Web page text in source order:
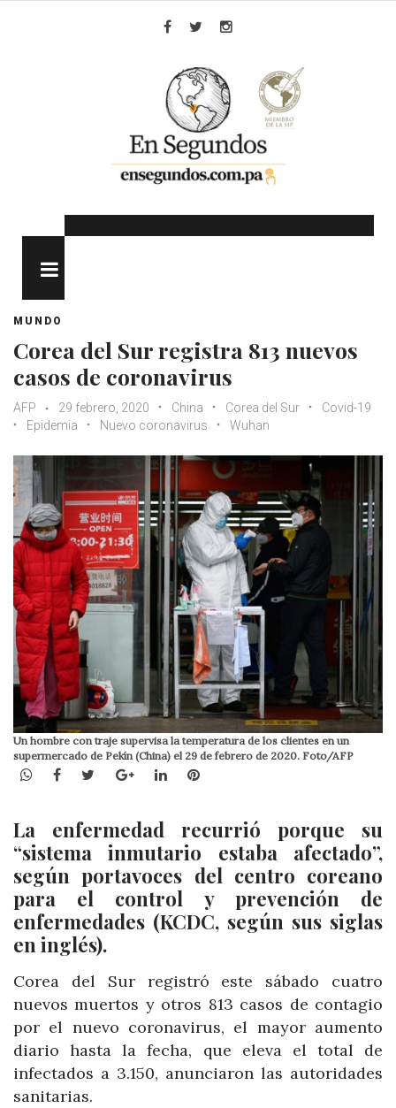
MUNDO
Corea del Sur registra 813 nuevos
casos de coronavirus
AFP 29 febrero, 2020 China Corea del Sur
Covid-19
Epidemia
Nuevo coronavirus Wuhan
Un hombre con traje supervisa la temperatura de los clientes en un
supermercado de Pekín (China) el 29 de febrero de 2020. Foto/AFP
WhatsApp
Facebook
TwitterGoogle+LinkedInPinterest
La enfermedad recurrió porque su
“sistema inmutario estaba afectado”,
según portavoces del centro coreano
para el control y prevención de
enfermedades (KCDC, según sus siglas
en inglés).
Corea del Sur registró este sábado cuatro
nuevos muertos y otros 813 casos de contagio
por el nuevo coronavirus, el mayor aumento
diario hasta la fecha, que eleva el total de
infectados a 3.150, anunciaron las autoridades
sanitarias.